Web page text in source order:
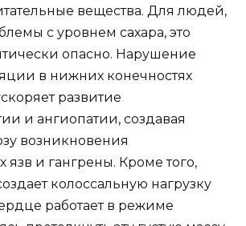
вещества. Для людей,
с уровнем сахара, это
опасно. Нарушение
в нижних конечностях
развитие
и ангиопатии, создавая
возникновения
язв и гангрены. Кроме того,
колоссальную нагрузку
работает в режиме